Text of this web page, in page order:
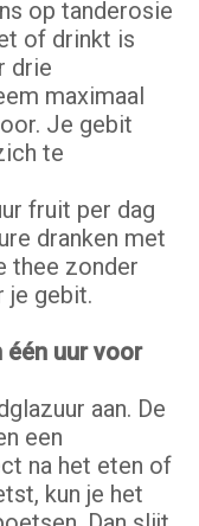
op tanderosie
of drinkt is
drie
maximaal
Je gebit
te
fruit per dag
dranken met
thee zonder
je gebit.
één uur voor
aan. De
een
na het eten of
kun je het